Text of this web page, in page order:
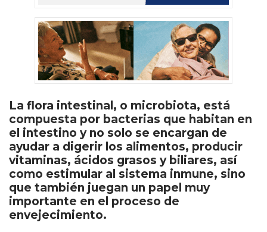
La flora intestinal, o microbiota, está
compuesta por bacterias que habitan en
el intestino y no solo se encargan de
ayudar a digerir los alimentos, producir
vitaminas, ácidos grasos y biliares, así
como estimular al sistema inmune, sino
que también juegan un papel muy
importante en el proceso de
envejecimiento.